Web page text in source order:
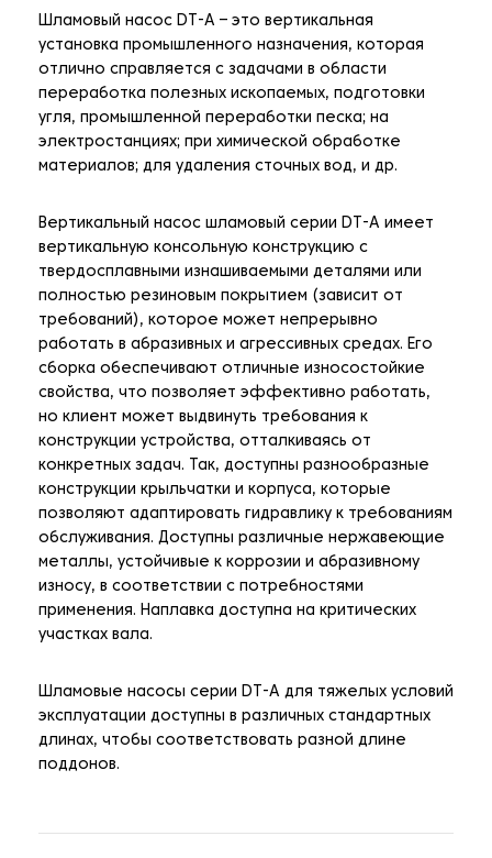
Шламовый насос DT-A – это вертикальная
установка промышленного назначения, которая
отлично справляется с задачами в области
переработка полезных ископаемых, подготовки
угля, промышленной переработки песка; на
электростанциях; при химической обработке
материалов; для удаления сточных вод, и др.
Вертикальный насос шламовый серии DT-A имеет
вертикальную консольную конструкцию с
твердосплавными изнашиваемыми деталями или
полностью резиновым покрытием (зависит от
требований), которое может непрерывно
работать в абразивных и агрессивных средах. Его
сборка обеспечивают отличные износостойкие
свойства, что позволяет эффективно работать,
но клиент может выдвинуть требования к
конструкции устройства, отталкиваясь от
конкретных задач. Так, доступны разнообразные
конструкции крыльчатки и корпуса, которые
позволяют адаптировать гидравлику к требованиям
обслуживания. Доступны различные нержавеющие
металлы, устойчивые к коррозии и абразивному
износу, в соответствии с потребностями
применения. Наплавка доступна на критических
участках вала.
Шламовые насосы серии DT-A для тяжелых условий
эксплуатации доступны в различных стандартных
длинах, чтобы соответствовать разной длине
поддонов.